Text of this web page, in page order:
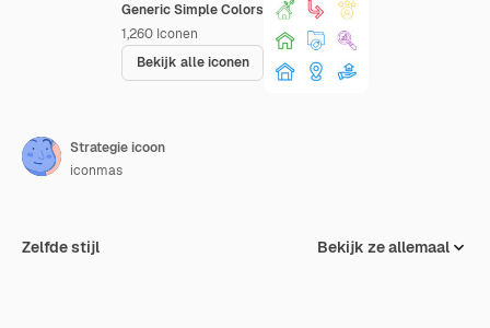
Generic Simple Colors
1,260 Iconen
Bekijk alle iconen
Strategie icoon
iconmas
Zelfde stijl Bekijk ze allemaal